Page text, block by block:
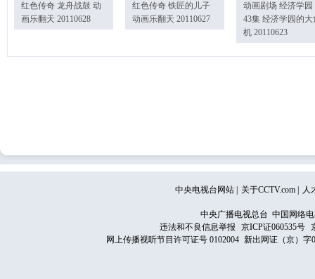
红色传奇 龙舟战鼓 动
画乐翻天 20110628
红色传奇 铁匠的儿子
动画乐翻天 20110627
动画剧场 经济学园
43集 经济学园的大
机 20110623
中央电视台网站 关于CCTV.com 人
中央广播电视总台 中国网络
违法和不良信息举报
京ICP证060535号
网上传播视听节目许可证号 0102004 新出网证（京）